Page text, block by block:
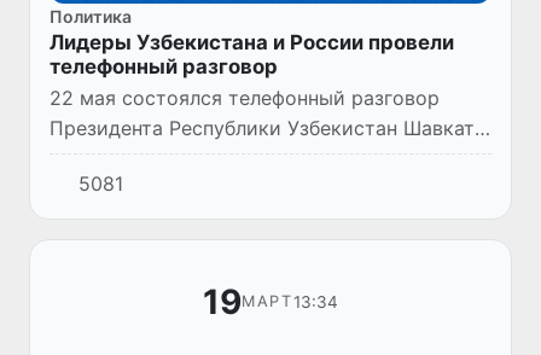
Политика
Лидеры Узбекистана и России провели
телефонный разговор
22 мая состоялся телефонный разговор
Президента Республики Узбекистан Шавката
Мирзиёева и Президента Российской
Федерации Владимира Путина.
5081
19МАРТ13:34